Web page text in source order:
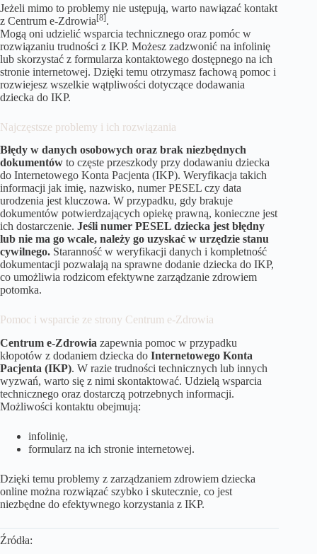
Jeżeli mimo to problemy nie ustępują, warto nawiązać kontakt
z Centrum e-Zdrowia[8].
Mogą oni udzielić wsparcia technicznego oraz pomóc w
rozwiązaniu trudności z IKP. Możesz zadzwonić na infolinię
lub skorzystać z formularza kontaktowego dostępnego na ich
stronie internetowej. Dzięki temu otrzymasz fachową pomoc i
rozwiejesz wszelkie wątpliwości dotyczące dodawania
dziecka do IKP.
Najczęstsze problemy i ich rozwiązania
Błędy w danych osobowych oraz brak niezbędnych
dokumentów to częste przeszkody przy dodawaniu dziecka
do Internetowego Konta Pacjenta (IKP). Weryfikacja takich
informacji jak imię, nazwisko, numer PESEL czy data
urodzenia jest kluczowa. W przypadku, gdy brakuje
dokumentów potwierdzających opiekę prawną, konieczne jest
ich dostarczenie. Jeśli numer PESEL dziecka jest błędny
lub nie ma go wcale, należy go uzyskać w urzędzie stanu
cywilnego. Staranność w weryfikacji danych i kompletność
dokumentacji pozwalają na sprawne dodanie dziecka do IKP,
co umożliwia rodzicom efektywne zarządzanie zdrowiem
potomka.
Pomoc i wsparcie ze strony Centrum e-Zdrowia
Centrum e-Zdrowia zapewnia pomoc w przypadku
kłopotów z dodaniem dziecka do Internetowego Konta
Pacjenta (IKP). W razie trudności technicznych lub innych
wyzwań, warto się z nimi skontaktować. Udzielą wsparcia
technicznego oraz dostarczą potrzebnych informacji.
Możliwości kontaktu obejmują:
infolinię,
formularz na ich stronie internetowej.
Dzięki temu problemy z zarządzaniem zdrowiem dziecka
online można rozwiązać szybko i skutecznie, co jest
niezbędne do efektywnego korzystania z IKP.
Źródła: